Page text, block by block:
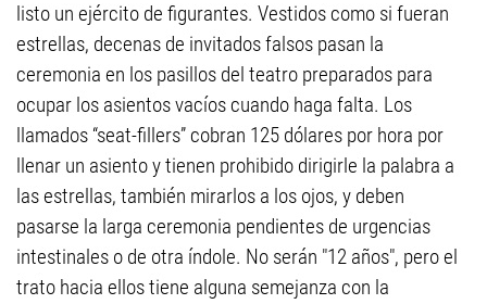
listo un ejército de figurantes. Vestidos como si fueran
estrellas, decenas de invitados falsos pasan la
ceremonia en los pasillos del teatro preparados para
ocupar los asientos vacíos cuando haga falta. Los
llamados “seat-fillers” cobran 125 dólares por hora por
llenar un asiento y tienen prohibido dirigirle la palabra a
las estrellas, también mirarlos a los ojos, y deben
pasarse la larga ceremonia pendientes de urgencias
intestinales o de otra índole. No serán "12 años", pero el
trato hacia ellos tiene alguna semejanza con la